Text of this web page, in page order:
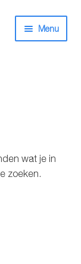
Menu
wat je in
zoeken.